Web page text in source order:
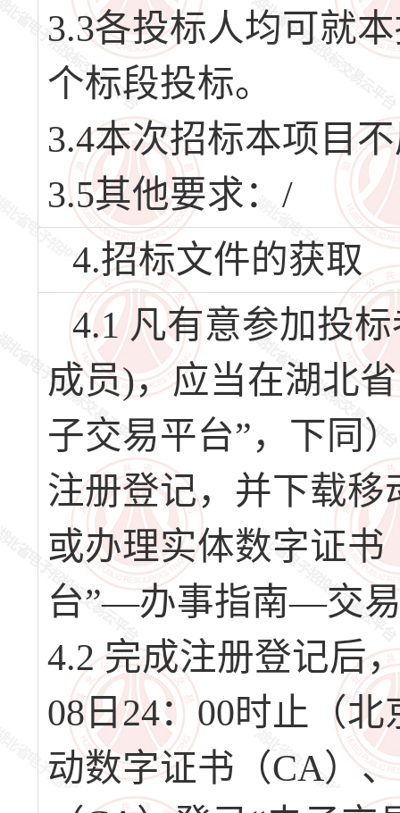
3.3各投标人均可就
个标段投标。
3.4本次招标本项目
3.5其他要求：/
4.招标文件的获取
4.1 凡有意参加投
成员)，应当在湖北
子交易平台”，下同
注册登记，并下载
或办理实体数字证
台”—办事指南—交
4.2 完成注册登记后
08日24：00时止（
动数字证书（CA）